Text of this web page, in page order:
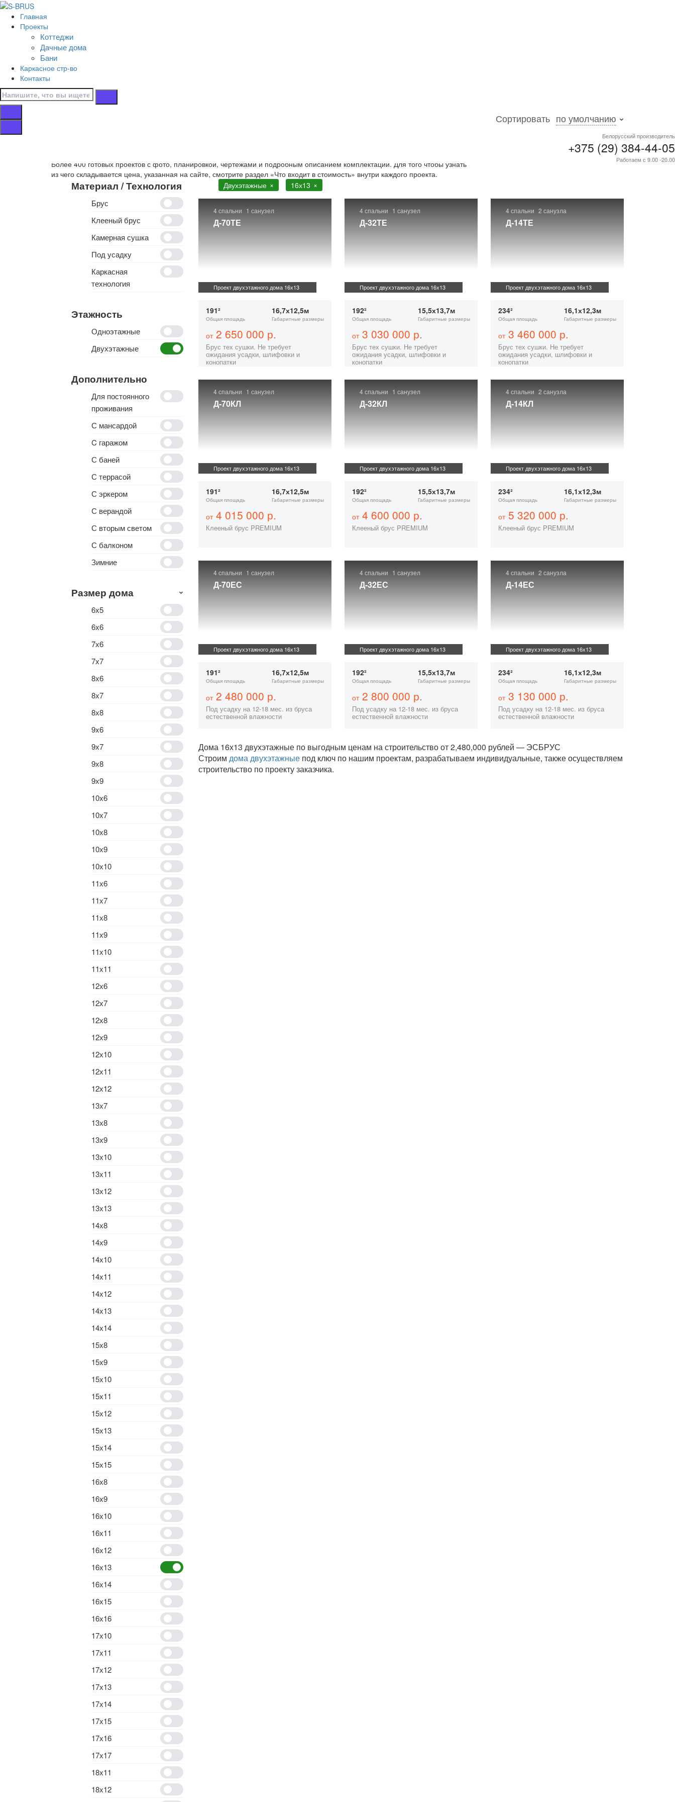
Перейти к контенту
Главная
Проекты
Коттеджи
Дачные дома
Бани
Каркасное стр-во
Контакты
Белорусский производитель
+375 (29) 384-44-05
Работаем с 9.00 -20.00
Коттеджи
/
Двухэтажные
/
Сортировать по умолчанию
Более 400 готовых проектов с фото, планировкой, чертежами и подробным описанием комплектации. Для того чтобы узнать
из чего складывается цена, указанная на сайте, смотрите раздел «Что входит в стоимость» внутри каждого проекта.
Материал / Технология
Брус
Клееный брус
Камерная сушка
Под усадку
Каркасная
технология
Этажность
Одноэтажные
Двухэтажные
Дополнительно
Для постоянного
проживания
С мансардой
C гаражом
С баней
С террасой
С эркером
С верандой
С вторым светом
С балконом
Зимние
Размер дома
6х5
6х6
7х6
7х7
8х6
8х7
8х8
9x6
9х7
9х8
9х9
10х6
10х7
10х8
10х9
10х10
11х6
11х7
11х8
11х9
11х10
11х11
12х6
12х7
12х8
12х9
12х10
12х11
12х12
13х7
13х8
13х9
13х10
13х11
13х12
13х13
14х8
14х9
14х10
14х11
14х12
14х13
14х14
15х8
15х9
15х10
15х11
15х12
15х13
15х14
15х15
16х8
16х9
16х10
16х11
16х12
16х13
16х14
16х15
16х16
17х10
17х11
17х12
17х13
17х14
17х15
17х16
17х17
18х11
18х12
Двухэтажные 16х13
4 спальни 1 санузел
Д-70ТЕ
Проект двухэтажного дома 16х13
191²
Общая площадь
16,7х12,5м
Габаритные размеры
от2 650 000 р.
Брус тех сушки. Не требует
ожидания усадки, шлифовки и
конопатки
4 спальни 1 санузел
Д-32ТЕ
Проект двухэтажного дома 16х13
192²
Общая площадь
15,5х13,7м
Габаритные размеры
от3 030 000 р.
Брус тех сушки. Не требует
ожидания усадки, шлифовки и
конопатки
4 спальни 2 санузла
Д-14ТЕ
Проект двухэтажного дома 16х13
234²
Общая площадь
16,1х12,3м
Габаритные размеры
от3 460 000 р.
Брус тех сушки. Не требует
ожидания усадки, шлифовки и
конопатки
4 спальни 1 санузел
Д-70КЛ
Проект двухэтажного дома 16х13
191²
Общая площадь
16,7х12,5м
Габаритные размеры
от4 015 000 р.
Клееный брус PREMIUM
4 спальни 1 санузел
Д-32КЛ
Проект двухэтажного дома 16х13
192²
Общая площадь
15,5х13,7м
Габаритные размеры
от4 600 000 р.
Клееный брус PREMIUM
4 спальни 2 санузла
Д-14КЛ
Проект двухэтажного дома 16х13
234²
Общая площадь
16,1х12,3м
Габаритные размеры
от5 320 000 р.
Клееный брус PREMIUM
4 спальни 1 санузел
Д-70ЕС
Проект двухэтажного дома 16х13
191²
Общая площадь
16,7х12,5м
Габаритные размеры
от2 480 000 р.
Под усадку на 12-18 мес. из бруса
естественной влажности
4 спальни 1 санузел
Д-32ЕС
Проект двухэтажного дома 16х13
192²
Общая площадь
15,5х13,7м
Габаритные размеры
от2 800 000 р.
Под усадку на 12-18 мес. из бруса
естественной влажности
4 спальни 2 санузла
Д-14ЕС
Проект двухэтажного дома 16х13
234²
Общая площадь
16,1х12,3м
Габаритные размеры
от3 130 000 р.
Под усадку на 12-18 мес. из бруса
естественной влажности
Дома 16х13 двухэтажные по выгодным ценам на строительство от 2,480,000 рублей — ЭСБРУС
Строим дома двухэтажные под ключ по нашим проектам, разрабатываем индивидуальные, также осуществляем
строительство по проекту заказчика.